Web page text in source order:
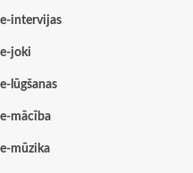
e-intervijas
e-joki
e-lūgšanas
e-mācība
e-mūzika